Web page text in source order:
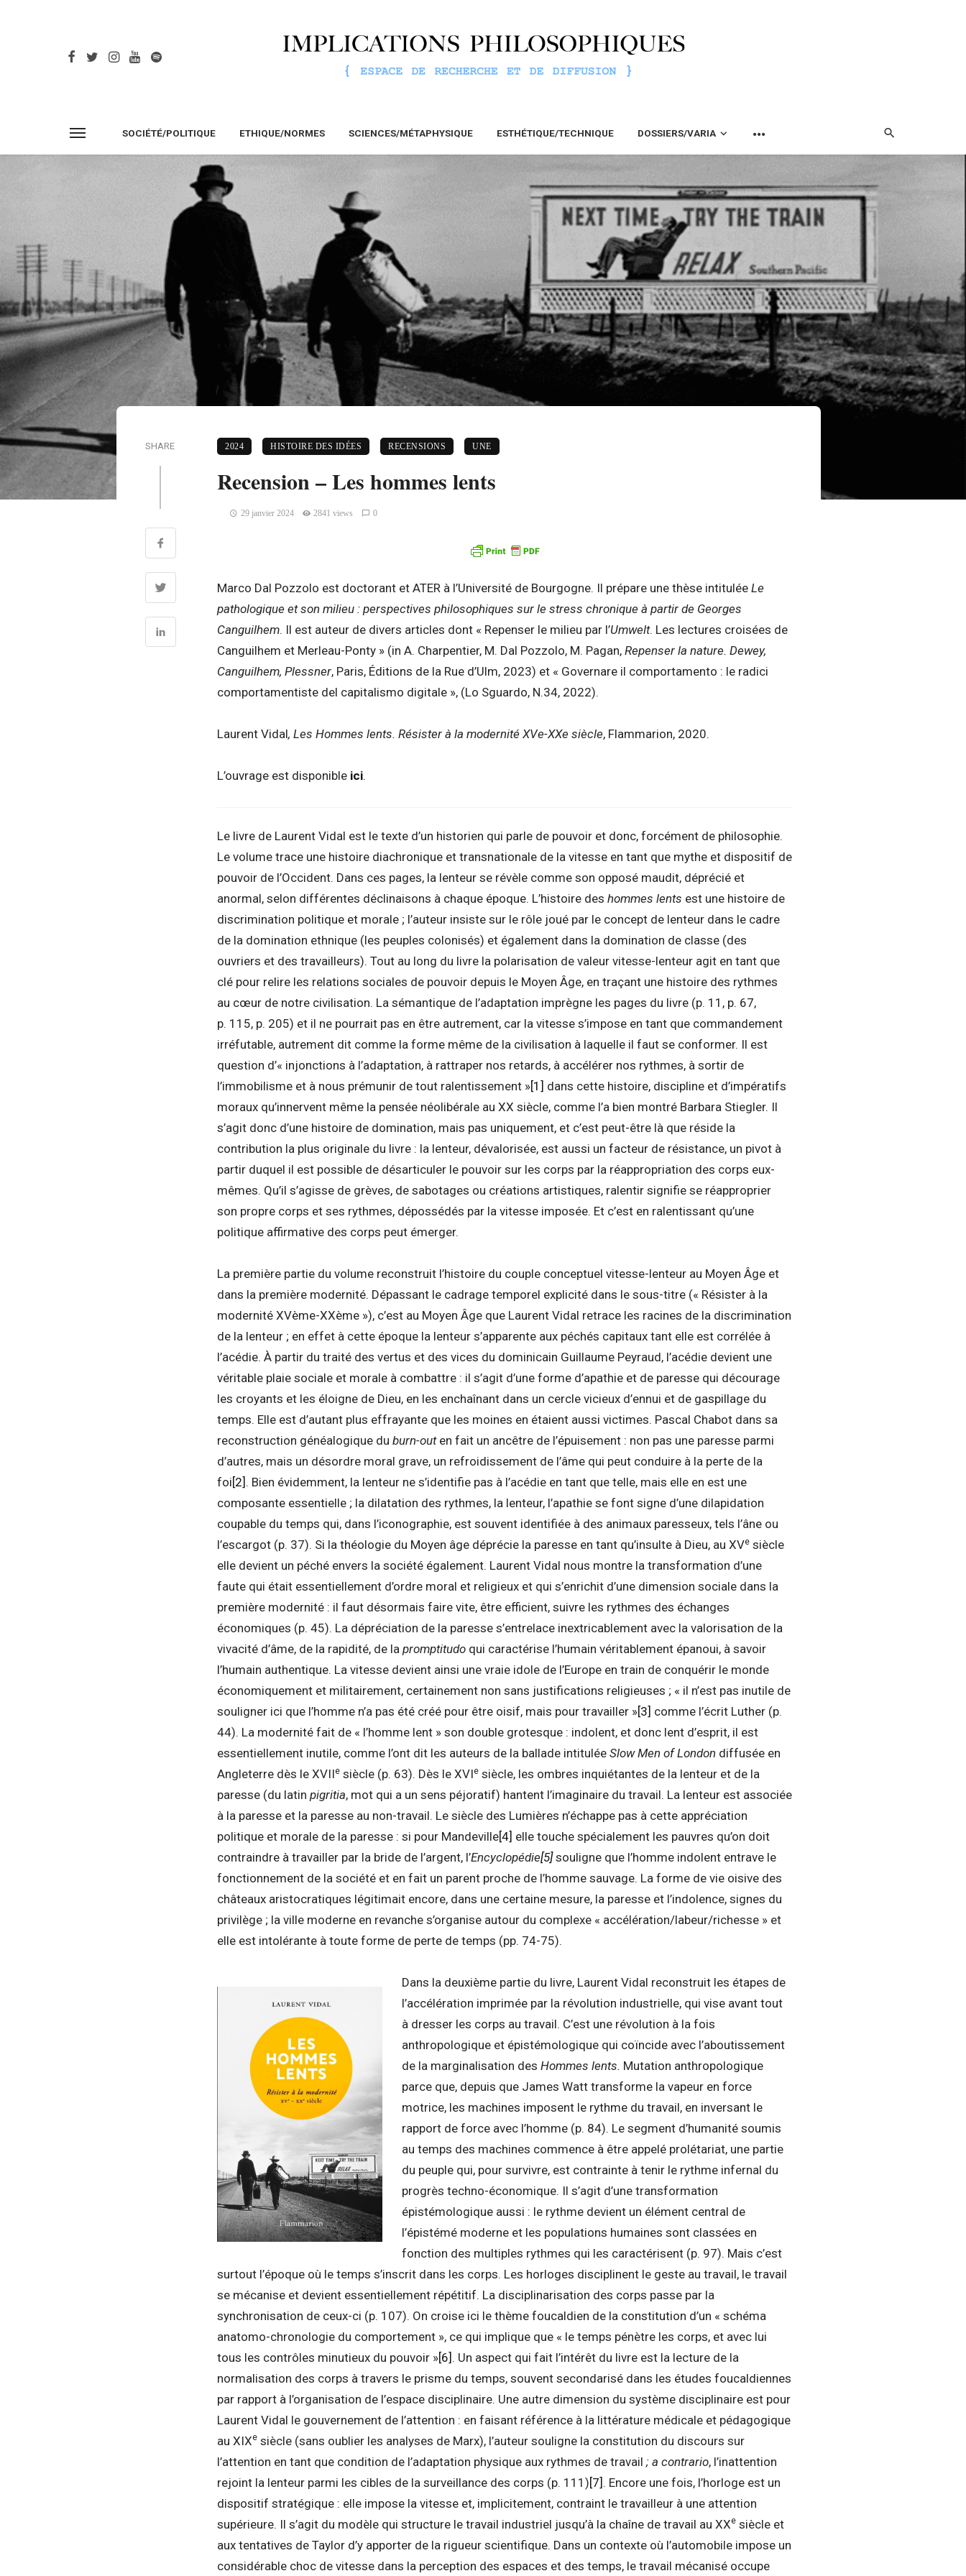
SOCIÉTÉ/POLITIQUE ETHIQUE/NORMES SCIENCES/MÉTAPHYSIQUE ESTHÉTIQUE/TECHNIQUE DOSSIERS/VARIA
SHARE 2024 HISTOIRE DES IDÉES RECENSIONS UNE
Recension – Les hommes lents
29 janvier 2024 2841 views 0
Marco Dal Pozzolo est doctorant et ATER à l’Université de Bourgogne. Il prépare une thèse intitulée Le
pathologique et son milieu : perspectives philosophiques sur le stress chronique à partir de Georges
Canguilhem. Il est auteur de divers articles dont « Repenser le milieu par l’Umwelt. Les lectures croisées de
Canguilhem et Merleau-Ponty » (in A. Charpentier, M. Dal Pozzolo, M. Pagan, Repenser la nature. Dewey,
Canguilhem, Plessner, Paris, Éditions de la Rue d’Ulm, 2023) et « Governare il comportamento : le radici
comportamentiste del capitalismo digitale », (Lo Sguardo, N.34, 2022).
Laurent Vidal, Les Hommes lents. Résister à la modernité XVe-XXe siècle, Flammarion, 2020.
L’ouvrage est disponible ici.
Le livre de Laurent Vidal est le texte d’un historien qui parle de pouvoir et donc, forcément de philosophie.
Le volume trace une histoire diachronique et transnationale de la vitesse en tant que mythe et dispositif de
pouvoir de l’Occident. Dans ces pages, la lenteur se révèle comme son opposé maudit, déprécié et
anormal, selon différentes déclinaisons à chaque époque. L’histoire des hommes lents est une histoire de
discrimination politique et morale ; l’auteur insiste sur le rôle joué par le concept de lenteur dans le cadre
de la domination ethnique (les peuples colonisés) et également dans la domination de classe (des
ouvriers et des travailleurs). Tout au long du livre la polarisation de valeur vitesse-lenteur agit en tant que
clé pour relire les relations sociales de pouvoir depuis le Moyen Âge, en traçant une histoire des rythmes
au cœur de notre civilisation. La sémantique de l’adaptation imprègne les pages du livre (p. 11, p. 67,
p. 115, p. 205) et il ne pourrait pas en être autrement, car la vitesse s’impose en tant que commandement
irréfutable, autrement dit comme la forme même de la civilisation à laquelle il faut se conformer. Il est
question d’« injonctions à l’adaptation, à rattraper nos retards, à accélérer nos rythmes, à sortir de
l’immobilisme et à nous prémunir de tout ralentissement »[1] dans cette histoire, discipline et d’impératifs
moraux qu’innervent même la pensée néolibérale au XX siècle, comme l’a bien montré Barbara Stiegler. Il
s’agit donc d’une histoire de domination, mais pas uniquement, et c’est peut-être là que réside la
contribution la plus originale du livre : la lenteur, dévalorisée, est aussi un facteur de résistance, un pivot à
partir duquel il est possible de désarticuler le pouvoir sur les corps par la réappropriation des corps eux-
mêmes. Qu’il s’agisse de grèves, de sabotages ou créations artistiques, ralentir signifie se réapproprier
son propre corps et ses rythmes, dépossédés par la vitesse imposée. Et c’est en ralentissant qu’une
politique affirmative des corps peut émerger.
La première partie du volume reconstruit l’histoire du couple conceptuel vitesse-lenteur au Moyen Âge et
dans la première modernité. Dépassant le cadrage temporel explicité dans le sous-titre (« Résister à la
modernité XVème-XXème »), c’est au Moyen Âge que Laurent Vidal retrace les racines de la discrimination
de la lenteur ; en effet à cette époque la lenteur s’apparente aux péchés capitaux tant elle est corrélée à
l’acédie. À partir du traité des vertus et des vices du dominicain Guillaume Peyraud, l’acédie devient une
véritable plaie sociale et morale à combattre : il s’agit d’une forme d’apathie et de paresse qui décourage
les croyants et les éloigne de Dieu, en les enchaînant dans un cercle vicieux d’ennui et de gaspillage du
temps. Elle est d’autant plus effrayante que les moines en étaient aussi victimes. Pascal Chabot dans sa
reconstruction généalogique du burn-outen fait un ancêtre de l’épuisement : non pas une paresse parmi
d’autres, mais un désordre moral grave, un refroidissement de l’âme qui peut conduire à la perte de la
foi[2] . Bien évidemment, la lenteur ne s’identifie pas à l’acédie en tant que telle, mais elle en est une
composante essentielle ; la dilatation des rythmes, la lenteur, l’apathie se font signe d’une dilapidation
coupable du temps qui, dans l’iconographie, est souvent identifiée à des animaux paresseux, tels l’âne ou
l’escargot (p. 37). Si la théologie du Moyen âge déprécie la paresse en tant qu’insulte à Dieu, au XVe siècle
elle devient un péché envers la société également. Laurent Vidal nous montre la transformation d’une
faute qui était essentiellement d’ordre moral et religieux et qui s’enrichit d’une dimension sociale dans la
première modernité : il faut désormais faire vite, être efficient, suivre les rythmes des échanges
économiques (p. 45). La dépréciation de la paresse s’entrelace inextricablement avec la valorisation de la
vivacité d’âme, de la rapidité, de la promptitudo qui caractérise l’humain véritablement épanoui, à savoir
l’humain authentique. La vitesse devient ainsi une vraie idole de l’Europe en train de conquérir le monde
économiquement et militairement, certainement non sans justifications religieuses ; « il n’est pas inutile de
souligner ici que l’homme n’a pas été créé pour être oisif, mais pour travailler »[3] comme l’écrit Luther (p.
44). La modernité fait de « l’homme lent » son double grotesque : indolent, et donc lent d’esprit, il est
essentiellement inutile, comme l’ont dit les auteurs de la ballade intitulée Slow Men of London diffusée en
Angleterre dès le XVIIe siècle (p. 63). Dès le XVIe siècle, les ombres inquiétantes de la lenteur et de la
paresse (du latin pigritia, mot qui a un sens péjoratif) hantent l’imaginaire du travail. La lenteur est associée
à la paresse et la paresse au non-travail. Le siècle des Lumières n’échappe pas à cette appréciation
politique et morale de la paresse : si pour Mandeville[4] elle touche spécialement les pauvres qu’on doit
contraindre à travailler par la bride de l’argent, l’Encyclopédie[5]souligne que l’homme indolent entrave le
fonctionnement de la société et en fait un parent proche de l’homme sauvage. La forme de vie oisive des
châteaux aristocratiques légitimait encore, dans une certaine mesure, la paresse et l’indolence, signes du
privilège ; la ville moderne en revanche s’organise autour du complexe « accélération/labeur/richesse » et
elle est intolérante à toute forme de perte de temps (pp. 74-75).
Dans la deuxième partie du livre, Laurent Vidal reconstruit les étapes de
l’accélération imprimée par la révolution industrielle, qui vise avant tout
à dresser les corps au travail. C’est une révolution à la fois
anthropologique et épistémologique qui coïncide avec l’aboutissement
de la marginalisation desHommes lents. Mutation anthropologique
parce que, depuis que James Watt transforme la vapeur en force
motrice, les machines imposent le rythme du travail, en inversant le
rapport de force avec l’homme (p. 84). Le segment d’humanité soumis
au temps des machines commence à être appelé prolétariat, une partie
du peuple qui, pour survivre, est contrainte à tenir le rythme infernal du
progrès techno-économique. Il s’agit d’une transformation
épistémologique aussi : le rythme devient un élément central de
l’épistémé moderne et les populations humaines sont classées en
fonction des multiples rythmes qui les caractérisent (p. 97). Mais c’est
surtout l’époque où le temps s’inscrit dans les corps. Les horloges disciplinent le geste au travail, le travail
se mécanise et devient essentiellement répétitif. La disciplinarisation des corps passe par la
synchronisation de ceux-ci (p. 107). On croise ici le thème foucaldien de la constitution d’un « schéma
anatomo-chronologie du comportement », ce qui implique que « le temps pénètre les corps, et avec lui
tous les contrôles minutieux du pouvoir »[6] . Un aspect qui fait l’intérêt du livre est la lecture de la
normalisation des corps à travers le prisme du temps, souvent secondarisé dans les études foucaldiennes
par rapport à l’organisation de l’espace disciplinaire. Une autre dimension du système disciplinaire est pour
Laurent Vidal le gouvernement de l’attention : en faisant référence à la littérature médicale et pédagogique
au XIXe siècle (sans oublier les analyses de Marx), l’auteur souligne la constitution du discours sur
l’attention en tant que condition de l’adaptation physique aux rythmes de travail ; a contrario, l’inattention
rejoint la lenteur parmi les cibles de la surveillance des corps (p. 111)[7] . Encore une fois, l’horloge est un
dispositif stratégique : elle impose la vitesse et, implicitement, contraint le travailleur à une attention
supérieure. Il s’agit du modèle qui structure le travail industriel jusqu’à la chaîne de travail au XXe siècle et
aux tentatives de Taylor d’y apporter de la rigueur scientifique. Dans un contexte où l’automobile impose un
considérable choc de vitesse dans la perception des espaces et des temps, le travail mécanisé occupe